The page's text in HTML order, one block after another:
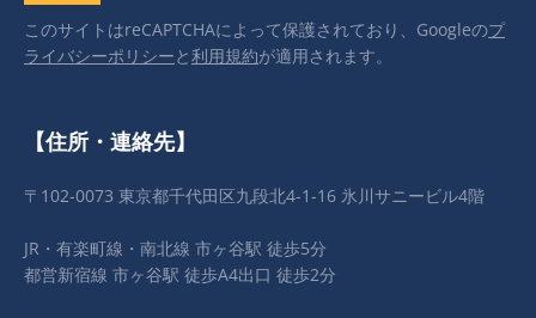
このサイトはreCAPTCHAによって保護されており、Googleのプ
ライバシーポリシーと利用規約が適用されます。
【住所・連絡先】
〒102-0073 東京都千代田区九段北4-1-16 氷川サニービル4階
JR・有楽町線・南北線 市ヶ谷駅 徒歩5分
都営新宿線 市ヶ谷駅 徒歩A4出口 徒歩2分